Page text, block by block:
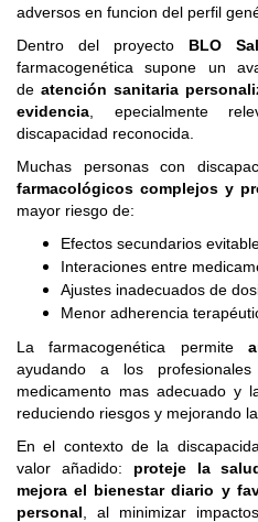
adversos en funcion del perfil
Dentro del proyecto BLO
farmacogenética supone un
deatención sanitaria
evidencia , epecialmente
discapacidad reconocida.
Muchas personas con
farmacológicos complejos y
mayor riesgo de:
Efectos secundarios
Interaciones entre
Ajustes inadecuados de
Menor adherencia
La farmacogenética permite
ayudando a los
medicamento mas adecuado y
reduciendo riesgos y mejorando
En el contexto de la
valor añadido: proteje la
mejora el bienestar diario y
personal , al minimizar